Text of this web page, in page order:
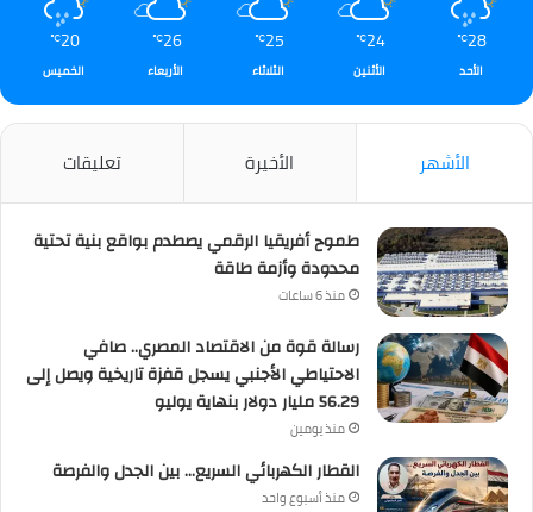
28
℃
الأحد
24
℃
الأثنين
25
℃
الثلاثاء
26
℃
الأربعاء
20
℃
الخميس
الأشهر الأخيرة تعليقات
طموح أفريقيا الرقمي يصطدم بواقع بنية تحتية
محدودة وأزمة طاقة
منذ 6 ساعات
رسالة قوة من الاقتصاد المصري.. صافي
الاحتياطي الأجنبي يسجل قفزة تاريخية ويصل إلى
56.29 مليار دولار بنهاية يوليو
منذ يومين
القطار الكهربائي السريع… بين الجدل والفرصة
منذ أسبوع واحد